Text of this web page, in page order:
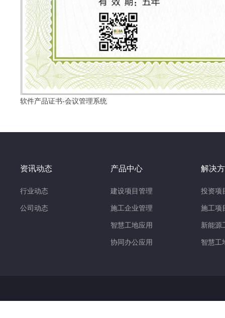
软件产品证书-会议管理系统
资讯动态
行业动态
公司动态
产品中心
建设项目管理
施工企业管理
智慧工地应用
协同办公应用
解决
投资项
施工项
新能源
智慧工